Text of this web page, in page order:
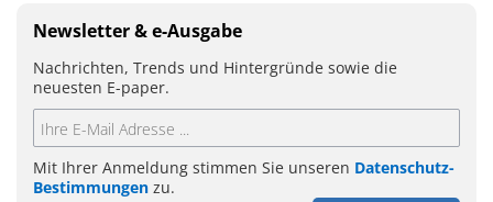
Newsletter & e-Ausgabe
Nachrichten, Trends und Hintergründe sowie die
neuesten E-paper.
Mit Ihrer Anmeldung stimmen Sie unseren Datenschutz-
Bestimmungen zu.